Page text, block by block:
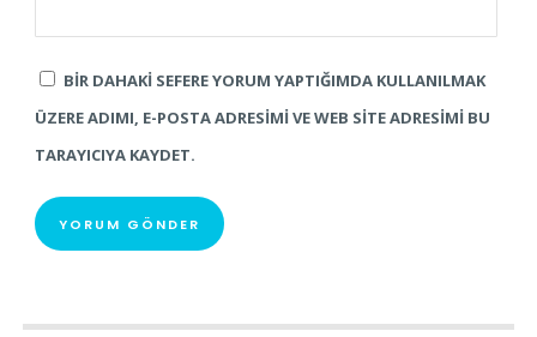
BIR DAHAKI SEFERE YORUM YAPTIĞIMDA KULLANILMAK
ÜZERE ADIMI, E-POSTA ADRESIMI VE WEB SITE ADRESIMI BU
TARAYICIYA KAYDET.